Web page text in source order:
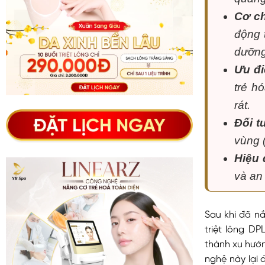
Cơ
động
Ưu
trẻ
rát.
Đối
vùng
Hiệu
và
Sau khi đã
triệt lông
thành xu
nghệ này lại